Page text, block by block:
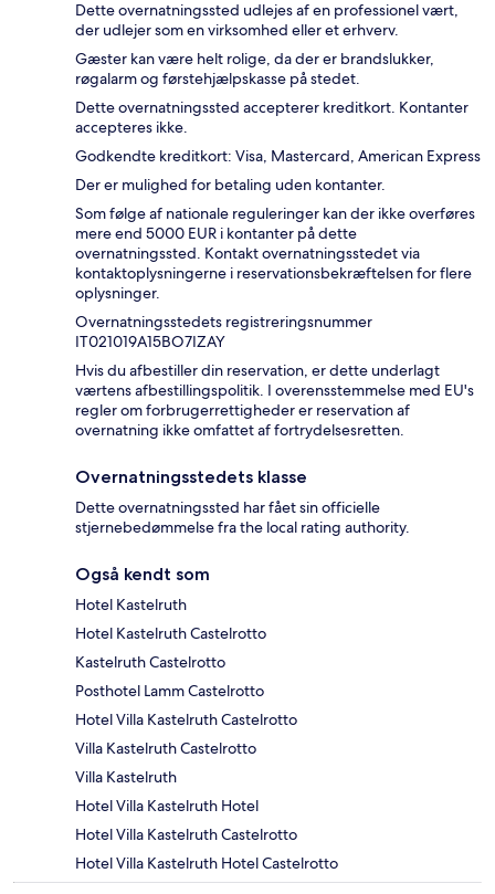
Dette overnatningssted udlejes af en professionel vært,
der udlejer som en virksomhed eller et erhverv.
Gæster kan være helt rolige, da der er brandslukker,
røgalarm og førstehjælpskasse på stedet.
Dette overnatningssted accepterer kreditkort. Kontanter
accepteres ikke.
Godkendte kreditkort: Visa, Mastercard, American Express
Der er mulighed for betaling uden kontanter.
Som følge af nationale reguleringer kan der ikke overføres
mere end 5000 EUR i kontanter på dette
overnatningssted. Kontakt overnatningsstedet via
kontaktoplysningerne i reservationsbekræftelsen for flere
oplysninger.
Overnatningsstedets registreringsnummer
IT021019A15BO7IZAY
Hvis du afbestiller din reservation, er dette underlagt
værtens afbestillingspolitik. I overensstemmelse med EU's
regler om forbrugerrettigheder er reservation af
overnatning ikke omfattet af fortrydelsesretten.
Overnatningsstedets klasse
Dette overnatningssted har fået sin officielle
stjernebedømmelse fra the local rating authority.
Også kendt som
Hotel Kastelruth
Hotel Kastelruth Castelrotto
Kastelruth Castelrotto
Posthotel Lamm Castelrotto
Hotel Villa Kastelruth Castelrotto
Villa Kastelruth Castelrotto
Villa Kastelruth
Hotel Villa Kastelruth Hotel
Hotel Villa Kastelruth Castelrotto
Hotel Villa Kastelruth Hotel Castelrotto